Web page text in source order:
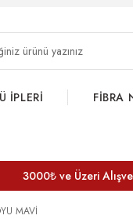
İPLERİ FİBRA
3000₺ ve Üzeri
MAVİ